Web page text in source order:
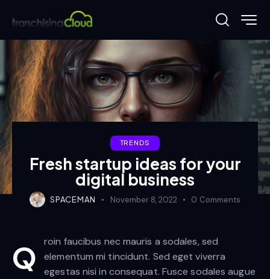
TRENDS
Fresh startup ideas for your
digital business
SPACEMAN November 8, 2022 0 Comments
Q
roin faucibus nec mauris a sodales, sed
elementum mi tincidunt. Sed eget viverra
egestas nisi in consequat. Fusce sodales augue